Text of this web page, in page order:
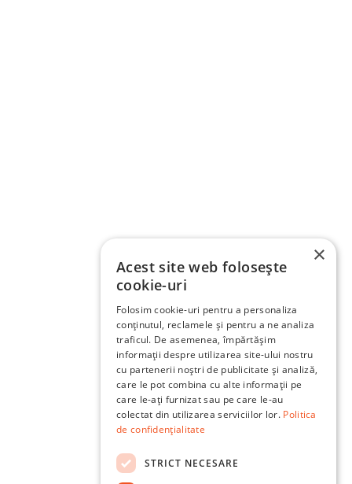
×
Acest site web folosește
cookie-uri
Folosim cookie-uri pentru a personaliza
conținutul, reclamele și pentru a ne analiza
traficul. De asemenea, împărtășim
informații despre utilizarea site-ului nostru
cu partenerii noștri de publicitate și analiză,
care le pot combina cu alte informații pe
care le-ați furnizat sau pe care le-au
colectat din utilizarea serviciilor lor. Politica
de confidențialitate
STRICT NECESARE